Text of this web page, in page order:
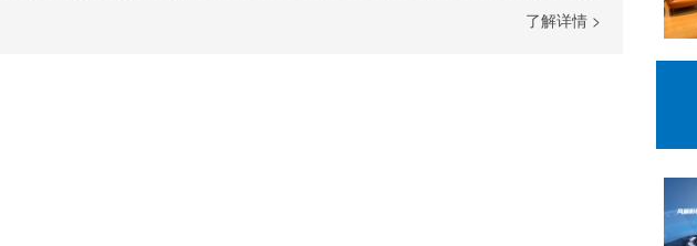
了解详情 >